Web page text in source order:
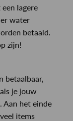
lagere
water
betaald.
zijn!
betaalbaar,
je jouw
Aan het einde
items